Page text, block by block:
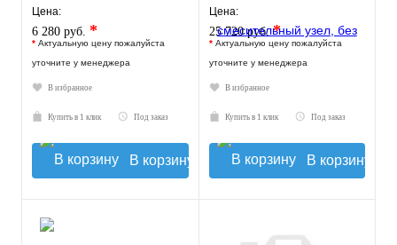
Цена:
6 280 руб. *
* Актуальную цену пожалуйста
уточните у менеджера
В избранное
Купить в 1 клик Под заказ
В корзину
VT.TECHNOMIX.0.130
Цена:
25 720 руб.*
* Актуальную цену пожалуйста
уточните у менеджера
В избранное
Купить в 1 клик Под заказ
В корзину